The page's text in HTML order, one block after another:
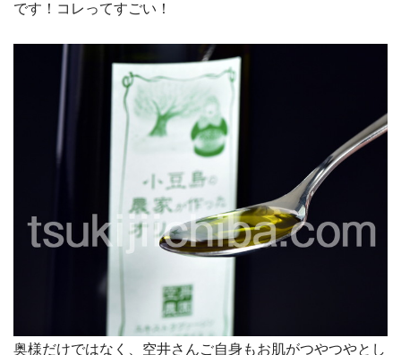
です！コレってすごい！
奥様だけではなく、空井さんご自身もお肌がつやつやとし